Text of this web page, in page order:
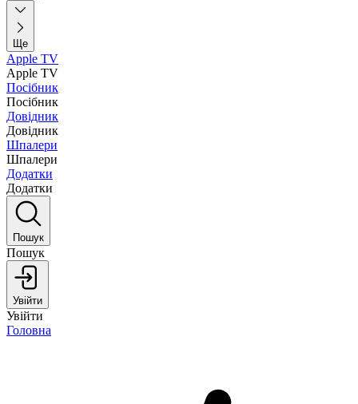
Ще
Apple TV
Apple TV
Посібник
Посібник
Довідник
Довідник
Шпалери
Шпалери
Додатки
Додатки
Пошук
Пошук
Увійти
Увійти
Головна